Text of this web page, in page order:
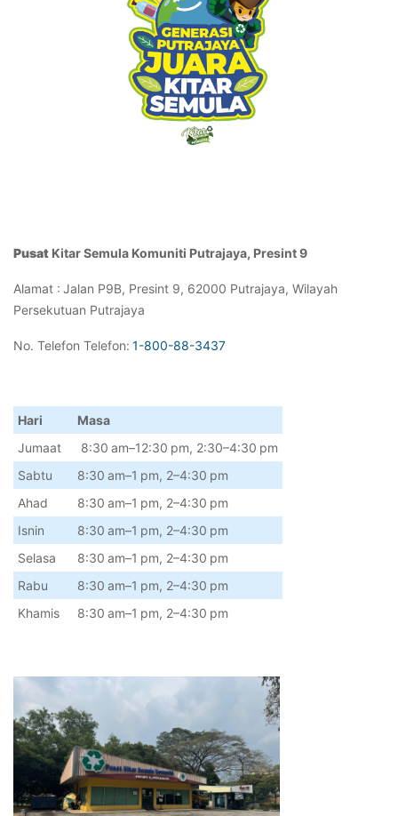
Pusat KitarSemula Komuniti Putrajaya, Presint9
Alamat : Jalan P9B, Presint 9, 62000 Putrajaya, Wilayah
Persekutuan Putrajaya
No. Telefon Telefon: 1-800-88-3437
Hari
Masa
Jumaat
8:30 am–12:30 pm, 2:30–4:30 pm
Sabtu 8:30 am–1 pm, 2–4:30 pm
Ahad
8:30 am–1 pm, 2–4:30 pm
Isnin
8:30 am–1 pm, 2–4:30 pm
Selasa
8:30 am–1 pm, 2–4:30 pm
Rabu
8:30 am–1 pm, 2–4:30 pm
Khamis
8:30 am–1 pm, 2–4:30 pm